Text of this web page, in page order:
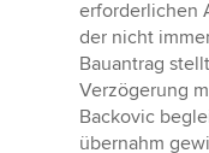
erforderlichen
der nicht
Bauantrag
Verzögerung
Backovic
übernahm